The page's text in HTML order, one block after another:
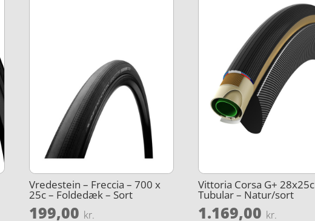
Vredestein – Freccia – 700 x
25c – Foldedæk – Sort
199,00 kr.
Vittoria Corsa G+ 28x25c
Tubular – Natur/sort
1.169,00 kr.